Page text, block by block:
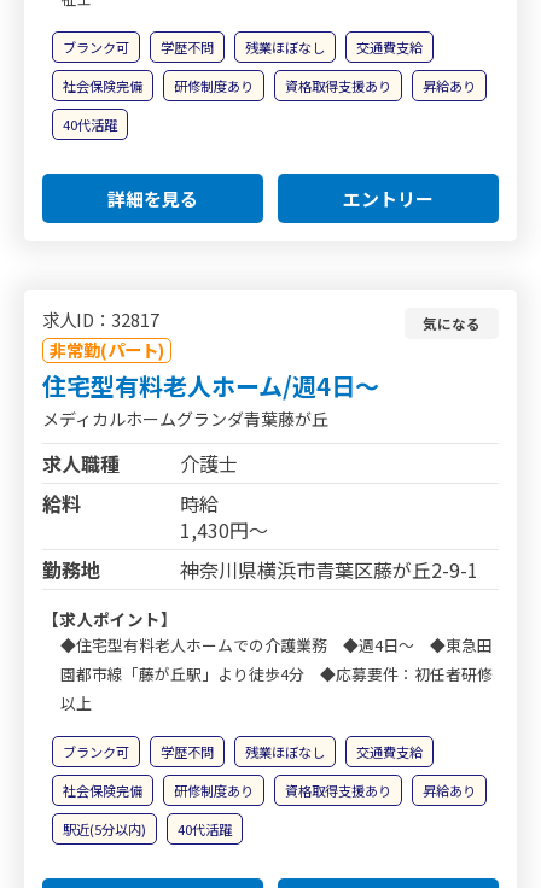
ブランク可 学歴不問 残業ほぼなし
交通費支給
社会保険完備
研修制度あり 資格取得支援あり
昇給あり
40代活躍
詳細を見る エントリー
求人ID：32817
非常勤(パート)
気になる
住宅型有料老人ホーム/週4日～
メディカルホームグランダ青葉藤が丘
求人職種
介護士
給料
時給
1,430円～
勤務地
神奈川県横浜市青葉区藤が丘2-9-1
【求人ポイント】
◆住宅型有料老人ホームでの介護業務 ◆週4日～ ◆東急田
園都市線「藤が丘駅」より徒歩4分 ◆応募要件：初任者研修
以上
ブランク可 学歴不問 残業ほぼなし
交通費支給
社会保険完備
研修制度あり 資格取得支援あり
昇給あり
駅近(5分以内)
40代活躍